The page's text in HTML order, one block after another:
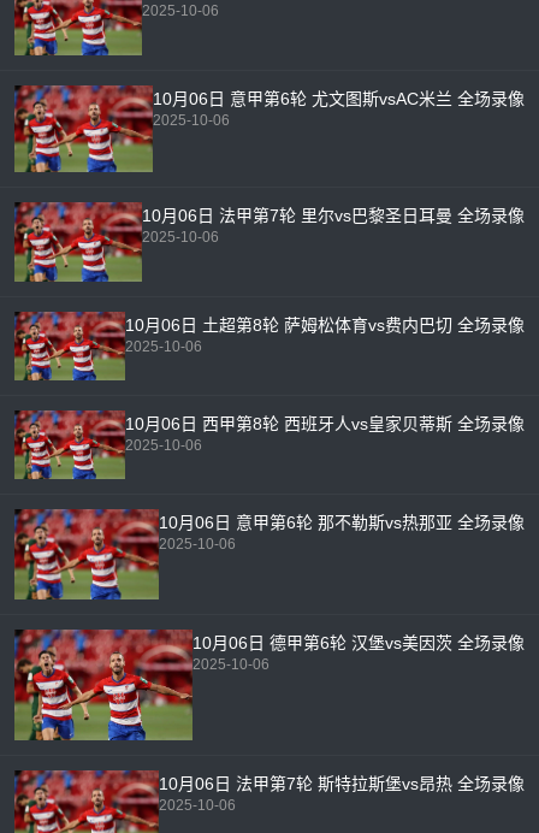
2025-10-06
10月06日 意甲第6轮 尤文图斯vsAC米兰 全场录像
2025-10-06
10月06日 法甲第7轮 里尔vs巴黎圣日耳曼 全场录像
2025-10-06
10月06日 土超第8轮 萨姆松体育vs费内巴切 全场录像
2025-10-06
10月06日 西甲第8轮 西班牙人vs皇家贝蒂斯 全场录像
2025-10-06
10月06日 意甲第6轮 那不勒斯vs热那亚 全场录像
2025-10-06
10月06日 德甲第6轮 汉堡vs美因茨 全场录像
2025-10-06
10月06日 法甲第7轮 斯特拉斯堡vs昂热 全场录像
2025-10-06